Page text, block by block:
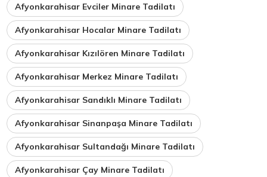
Afyonkarahisar Evciler Minare Tadilatı
Afyonkarahisar Hocalar Minare Tadilatı
Afyonkarahisar Kızılören Minare Tadilatı
Afyonkarahisar Merkez Minare Tadilatı
Afyonkarahisar Sandıklı Minare Tadilatı
Afyonkarahisar Sinanpaşa Minare Tadilatı
Afyonkarahisar Sultandağı Minare Tadilatı
Afyonkarahisar Çay Minare Tadilatı